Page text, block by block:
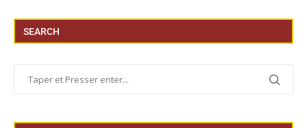
SEARCH